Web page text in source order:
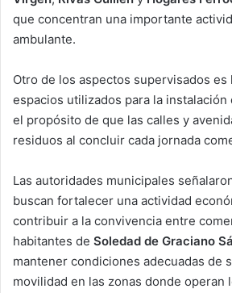
que concentran una importante
ambulante.
Otro de los aspectos supervisados es
espacios utilizados para la instalación
el propósito de que las calles y
residuos al concluir cada jornada
Las autoridades municipales
buscan fortalecer una actividad
contribuir a la convivencia entre
habitantes de Soledad de Graciano
mantener condiciones adecuadas de
movilidad en las zonas donde operan